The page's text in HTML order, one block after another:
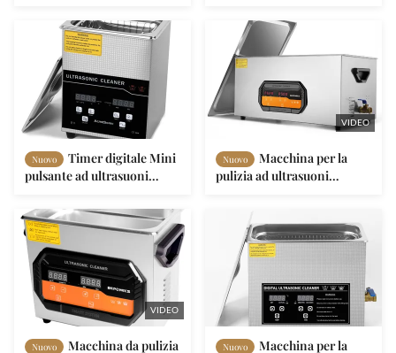
serbatoio in acciaio
inossidabile 304 e 1 anno di
garanzia
serbatoio in acciaio
inossidabile SUS304 per la
pulizia di precisione
Nuovo
Timer digitale Mini
pulsante ad ultrasuoni
gioielli personalizzati
VIDEO
Nuovo
Macchina per la
pulizia ad ultrasuoni
VIDEO
Nuovo
Macchina da pulizia
Nuovo
Macchina per la